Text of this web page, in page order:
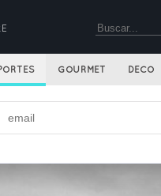
GOURMET DECO